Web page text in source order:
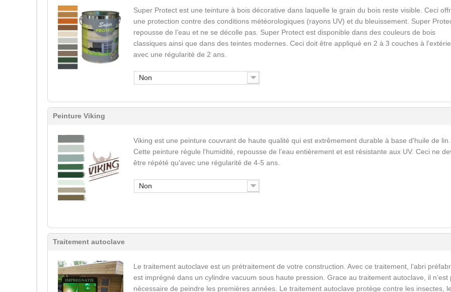
Super Protect est une teinture à bois décorative dans laquelle le grain du bois reste visible. Ceci
une protection contre des conditions météorologiques (rayons UV) et du bleuissement. Super
repousse de l’eau et ne se décolle pas. Super Protect est disponible dans des couleurs de bois
classiques ainsi que dans des teintes modernes. Ceci doit être appliqué en 2 à 3 couches à
avec une régularité de 2 ans.
Non
Peinture Viking
Viking est une peinture couvrant de haute qualité qui est extrêmement durable à base d'huile de lin.
Cette peinture régule l'humidité, repousse de l’eau entièrement et est résistante aux UV. Ceci ne
être répété qu'avec une régularité de 4-5 ans.
Non
Traitement autoclave
Le traitement autoclave est un prétraitement de votre construction. Avec ce traitement, l’abri
est imprégné dans un cylindre vacuum sous haute pression. Grace au traitement autoclave, il n’est
nécessaire de peindre les premières années. Le traitement autoclave protège contre les insectes,